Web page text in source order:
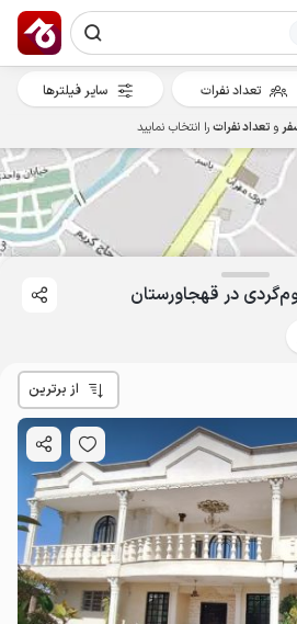
2میلیون ت 4.6
در قهجاورستان
از برترین
تعداد نفرات سایر فیلترها
و تعداد نفراترا انتخاب نمایید